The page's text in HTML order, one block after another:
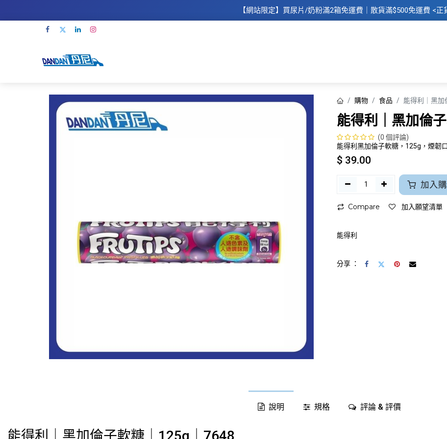
【網站限定】 買尿片/奶粉滿2箱免運費｜散​貨滿$500免運費 <正
購物 食品 能得利｜黑
能得利｜黑加倫
(0 個評論)
能得利黑加倫子軟糖，125g，煙韌
$ 39.00
加入
Compare 加入願望清單
能得利
分享 ：
說明 規格 評論 & 評價
能得利｜黑加倫子軟糖｜125g｜7648